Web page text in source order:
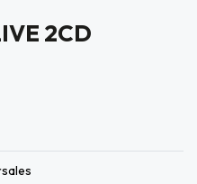
2CD